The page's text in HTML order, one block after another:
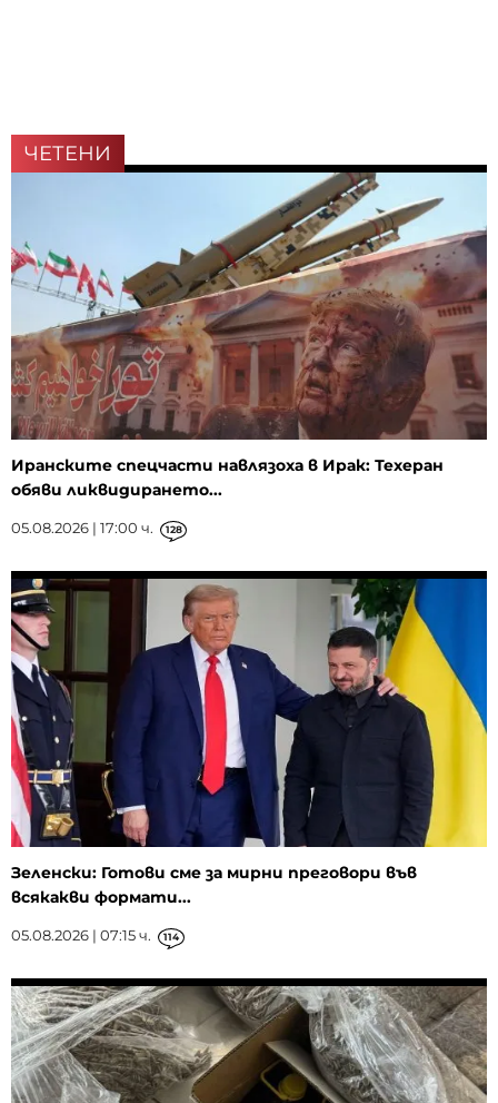
ЧЕТЕНИ
Иранските спецчасти навлязоха в Ирак: Техеран
обяви ликвидирането...
05.08.2026 | 17:00 ч. 128
Зеленски: Готови сме за мирни преговори във
всякакви формати...
05.08.2026 | 07:15 ч. 114